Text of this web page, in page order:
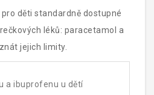
děti standardně dostupné
léků: paracetamol a
jejich limity.
a ibuprofenu u dětí